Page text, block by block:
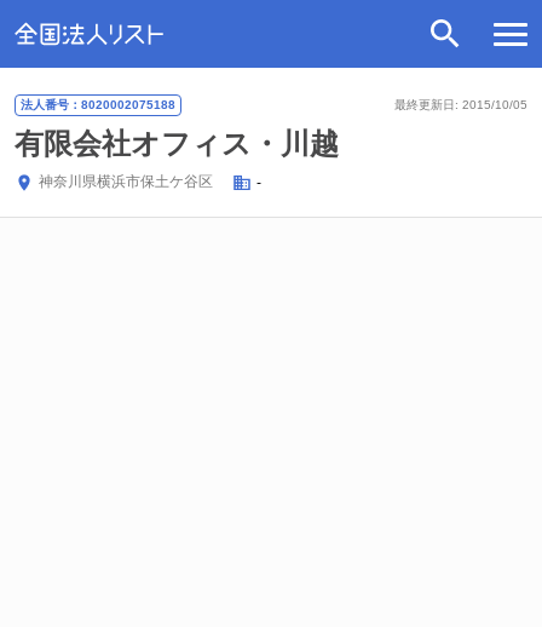
最終更新日: 2015/10/05
法人番号：8020002075188
有限会社オフィス・川越
神奈川県横浜市保土ケ谷区 -